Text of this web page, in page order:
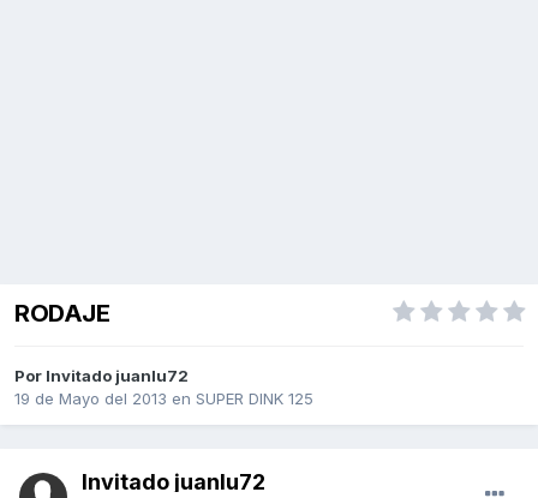
RODAJE
Por Invitado juanlu72
19 de Mayo del 2013 en SUPER DINK 125
Invitado juanlu72